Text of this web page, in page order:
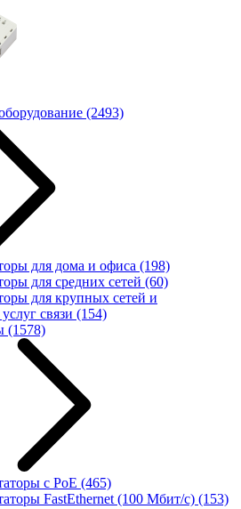
(2493)
для дома и офиса (198)
для средних сетей (60)
для крупных сетей и
связи (154)
(1578)
с PoE (465)
FastEthernet (100 Мбит/с) (153)